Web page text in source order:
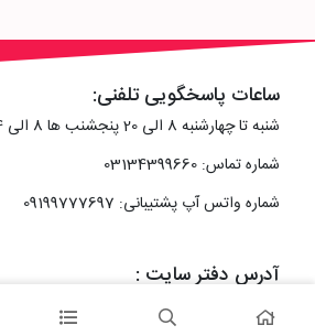
ساعات پاسخگویی تلفنی:
شنبه تا چهارشنبه 8 الی 20 پنجشنب ها 8 الی 14
شماره تماس: 03134399660
شماره واتس آپ پشتیبانی: 09199777697
آدرس دفتر سایت :
اصفهان، خیابان رزمندگان، کوچه شماره سه فرعی 2 پلاک 10